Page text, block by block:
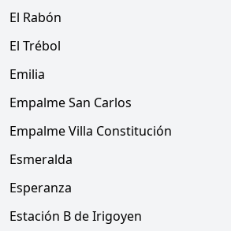
El Rabón
El Trébol
Emilia
Empalme San Carlos
Empalme Villa Constitución
Esmeralda
Esperanza
Estación B de Irigoyen